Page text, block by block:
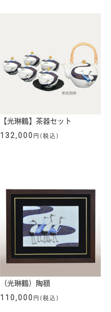
【光琳鶴】茶器セット
132,000 円(税込)
（光琳鶴）陶額
110,000 円(税込)